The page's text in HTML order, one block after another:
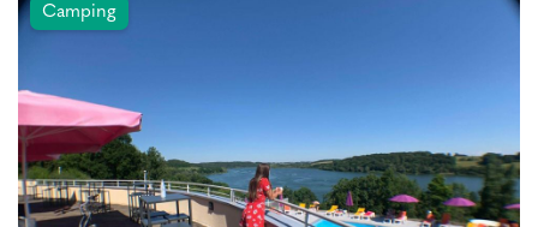
Camping